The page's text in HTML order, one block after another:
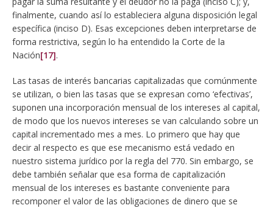
finalmente, cuando así lo estableciera alguna disposición legal
específica (inciso D). Esas excepciones deben interpretarse de
forma restrictiva, según lo ha entendido la Corte de la
Nación[17].
Las tasas de interés bancarias capitalizadas que comúnmente
se utilizan, o bien las tasas que se expresan como ‘efectivas’,
suponen una incorporación mensual de los intereses al capital,
de modo que los nuevos intereses se van calculando sobre un
capital incrementado mes a mes. Lo primero que hay que
decir al respecto es que ese mecanismo está vedado en
nuestro sistema jurídico por la regla del 770. Sin embargo, se
debe también señalar que esa forma de capitalización
mensual de los intereses es bastante conveniente para
recomponer el valor de las obligaciones de dinero que se